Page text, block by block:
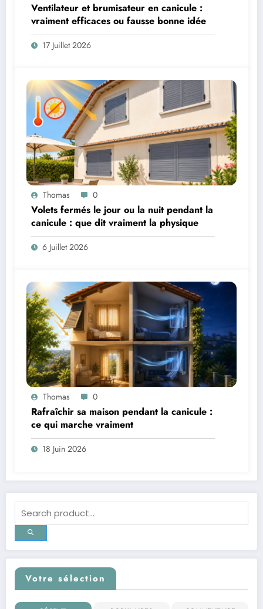
Ventilateur et brumisateur en canicule :
vraiment efficaces ou fausse bonne idée
17 Juillet 2026
Thomas 0
Volets fermés le jour ou la nuit pendant la
canicule : que dit vraiment la physique
6 Juillet 2026
Thomas 0
Rafraîchir sa maison pendant la canicule :
ce qui marche vraiment
18 Juin 2026
Votre sélection